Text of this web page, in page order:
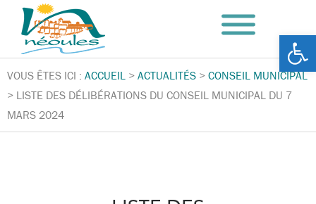
VOUS ÊTES ICI : ACCUEIL > ACTUALITÉS > CONSEIL MUNICIPAL
> LISTE DES DÉLIBÉRATIONS DU CONSEIL MUNICIPAL DU 7
MARS 2024